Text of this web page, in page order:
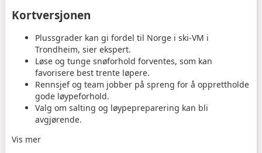
Kortversjonen
Plussgrader kan gi fordel til Norge i ski-VM i
Trondheim, sier ekspert.
Løse og tunge snøforhold forventes, som kan
favorisere best trente løpere.
Rennsjef og team jobber på spreng for å opprettholde
gode løypeforhold.
Valg om salting og løypepreparering kan bli
avgjørende.
Vis mer